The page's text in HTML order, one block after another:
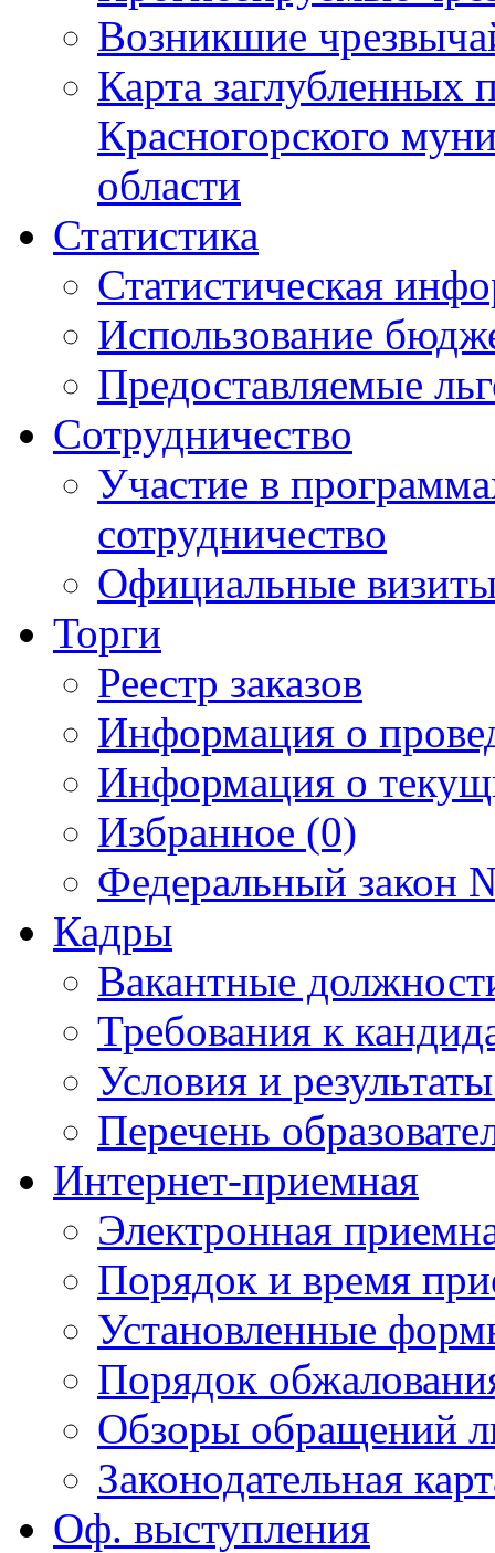
Возникшие
Карта
Красногорского
области
Статистика
Статистическая
Использование
Предоставляемые
Сотрудничество
Участие в
сотрудничество
Официальные
Торги
Реестр заказов
Информация о
Информация о
Избранное (0)
Федеральный закон
Кадры
Вакантные
Требования к
Условия и
Перечень
Интернет-приемная
Электронная
Порядок и время
Установленные
Порядок
Обзоры обращений
Законодательная
Оф. выступления